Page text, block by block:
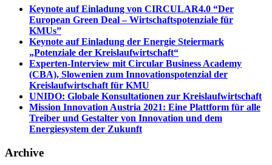
Keynote auf Einladung von CIRCULAR4.0 “Der
European Green Deal – Wirtschaftspotenziale für
KMUs”
Keynote auf Einladung der Energie Steiermark
„Potenziale der Kreislaufwirtschaft“
Experten-Interview mit Circular Business Academy
(CBA), Slowenien zum Innovationspotenzial der
Kreislaufwirtschaft für KMU
UNIDO: Globale Konsultationen zur Kreislaufwirtschaft
Mission Innovation Austria 2021: Eine Plattform für alle
Treiber und Gestalter von Innovation und dem
Energiesystem der Zukunft
Archive